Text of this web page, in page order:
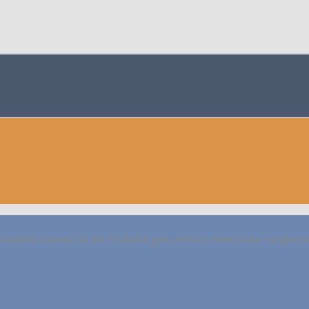
können Sie die Produkte ganz einfach miteinander